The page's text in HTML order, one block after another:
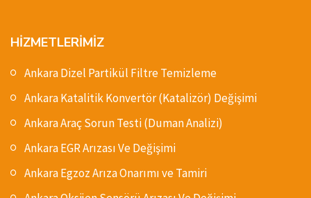
HİZMETLERİMİZ
Ankara Dizel Partikül Filtre Temizleme
Ankara Katalitik Konvertör (Katalizör) Değişimi
Ankara Araç Sorun Testi (Duman Analizi)
Ankara EGR Arızası Ve Değişimi
Ankara Egzoz Arıza Onarımı ve Tamiri